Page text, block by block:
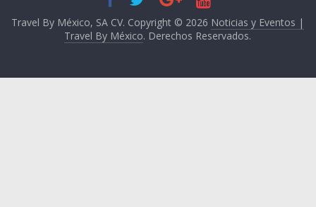
Travel By México, SA CV. Copyright © 2026 Noticias y Eventos |
Travel By México. Derechos Reservados.